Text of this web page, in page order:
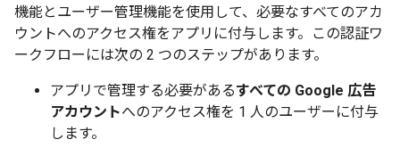
機能とユーザー管理機能を使用して、必要なすべてのアカ
ウントへのアクセス権をアプリに付与します。この認証ワ
ークフローには次の 2 つのステップがあります。
アプリで管理する必要があるすべての Google 広告
アカウントへのアクセス権を 1 人のユーザーに付与
します。